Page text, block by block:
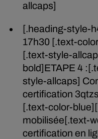
allcaps]
[.heading-style-
17h30 [.text-
[.text-style-
bold]ETAPE 4
style-allcaps]
certification
[.text-color-
mobilisée[.text-
certification en